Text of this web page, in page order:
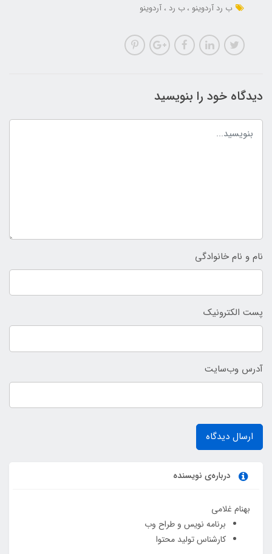
ب رد آردوینو ب رد آردوینو
دیدگاه خود را بنویسید
نام و نام خانوادگی
پست الکترونیک
آدرس وب‌سایت
ارسال دیدگاه
درباره‌ی نویسنده
بهنام غلامی
برنامه نویس و طراح وب
کارشناس تولید محتوا